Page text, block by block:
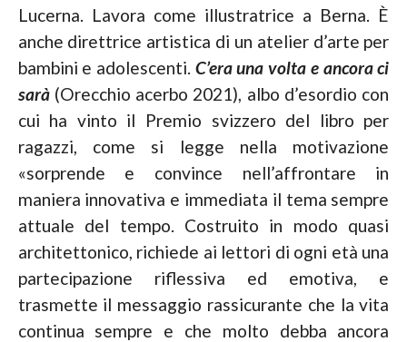
Lucerna. Lavora come illustratrice a Berna. È
anche direttrice artistica di un atelier d’arte per
bambini e adolescenti. C’era una volta e ancora ci
sarà(Orecchio acerbo 2021), albo d’esordio con
cui ha vinto il Premio svizzero del libro per
ragazzi, come si legge nella motivazione
«sorprende e convince nell’affrontare in
maniera innovativa e immediata il tema sempre
attuale del tempo. Costruito in modo quasi
architettonico, richiede ai lettori di ogni età una
partecipazione riflessiva ed emotiva, e
trasmette il messaggio rassicurante che la vita
continua sempre e che molto debba ancora